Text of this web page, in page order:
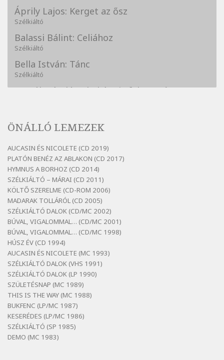
Áprily Lajos: Kerget az ősz
Szélkiáltó
Balassi Bálint: Celiához
Szélkiáltó
Bella István: Tánc
Szélkiáltó
Bertók László: A kukára is fel vagy írva
Szélkiáltó
Bertók László: Az arcodra, ha nem vigyázol
Szélkiáltó
Bertók László: Dinnye Döme
Szélkiáltó
Bertók László: Diófa-levélen
Szélkiáltó
Bertók László: El-elképzelem a falansztert
Szélkiáltó
Bertók László: Elmenni kevés, itt maradni
sok
Szélkiáltó
Bertók László: Mintha már pénteken
vasárnap
Szélkiáltó
Bertók László: Ó, az a hol volt vicinális
ÖNÁLLÓ LEMEZEK
AUCASIN ÉS NICOLETE (CD 2019)
PLATÓN BENÉZ AZ ABLAKON (CD 2017)
HYMNUS A BORHOZ (CD 2014)
SZÉLKIÁLTÓ – MÁRAI (CD 2011)
KÖLTŐ SZERELME (CD-ROM 2006)
MADARAK TOLLÁRÓL (CD 2005)
SZÉLKIÁLTÓ DALOK (CD/MC 2002)
BÚVAL, VIGALOMMAL… (CD/MC 2001)
BÚVAL, VIGALOMMAL… (CD/MC 1998)
HÚSZ ÉV (CD 1994)
AUCASIN ÉS NICOLETE (MC 1993)
SZÉLKIÁLTÓ DALOK (VHS 1991)
SZÉLKIÁLTÓ DALOK (LP 1990)
SZÜLETÉSNAP (MC 1989)
THIS IS THE WAY (MC 1988)
BUKFENC (LP/MC 1987)
KESERÉDES (LP/MC 1986)
SZÉLKIÁLTÓ (SP 1985)
DEMO (MC 1983)